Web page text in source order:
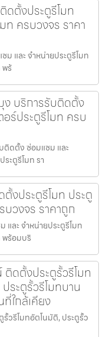
ดตั้งประตูรีโมท
ท ครบวงจร ราคา
และ จำหน่ายประตูรีโมท
พร้
ง บริการรับติดตั้ง
ร์ประตูรีโมท ครบ
ติดตั้ง ซ่อมแซม และ
ะตูรีโมท รา
งประตูรีโมท ประตู
บวงจร ราคาถูก
ละ จำหน่ายประตูรีโมท
พร้อมบริ
ดตั้งประตูรั้วรีโมท
ระตูรั้วรีโมทบาน
ใกล้เคียง
วรีโมทอัตโนมัติ, ประตูรั้ว